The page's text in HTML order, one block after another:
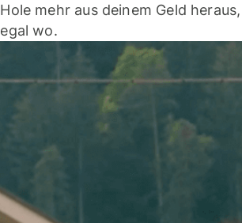
Hole mehr aus deinem Geld heraus,
egal wo.